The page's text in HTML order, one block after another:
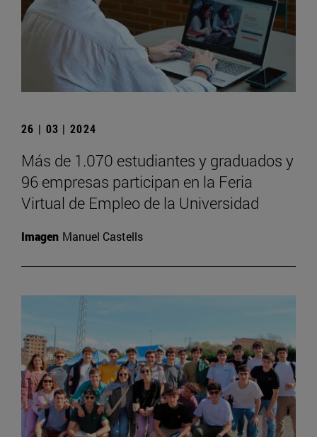
26 | 03 | 2024
Más de 1.070 estudiantes y graduados y
96 empresas participan en la Feria
Virtual de Empleo de la Universidad
Imagen Manuel Castells